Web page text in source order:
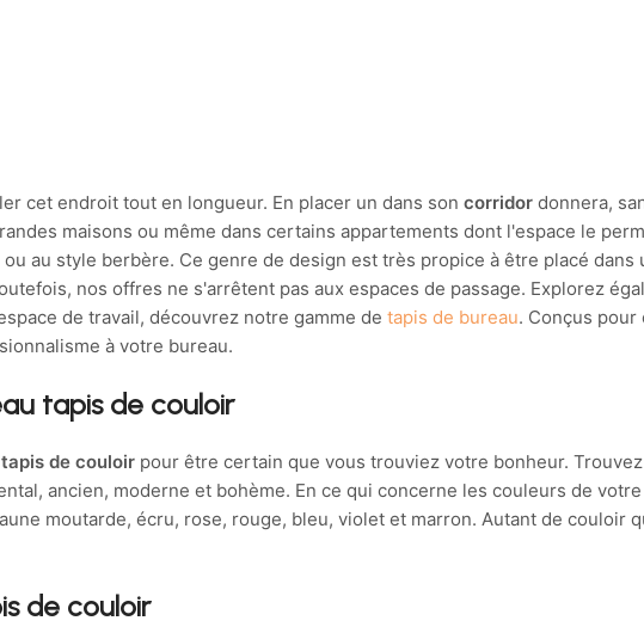
cet endroit tout en longueur. En placer un dans son corridor donnera,
maisons ou même dans certains appartements dont l'espace le
ou au style berbère. Ce genre de design est très propice à être placé
nos offres ne s'arrêtent pas aux espaces de passage. Explorez
de travail, découvrez notre gamme de tapis de bureau. Conçus pour
à votre bureau.
tapis de couloir
tapis de couloir pour être certain que vous trouviez votre bonheur.
ancien, moderne et bohème. En ce qui concerne les couleurs de
moutarde, écru, rose, rouge, bleu, violet et marron. Autant de
de couloir